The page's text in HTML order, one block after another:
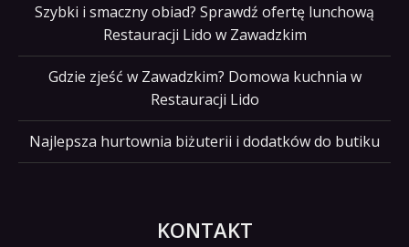
Szybki i smaczny obiad? Sprawdź ofertę lunchową
Restauracji Lido w Zawadzkim
Gdzie zjeść w Zawadzkim? Domowa kuchnia w
Restauracji Lido
Najlepsza hurtownia biżuterii i dodatków do butiku
KONTAKT